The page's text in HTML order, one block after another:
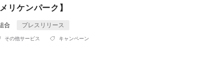
リケンパーク】
合 プレスリリース
その他サービス キャンペーン